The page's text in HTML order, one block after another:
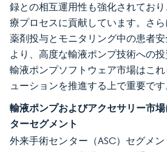
録との相互運用性も強化されてお
療プロセスに貢献しています。さ
薬剤投与とモニタリング中の患者
より、高度な輸液ポンプ技術への投
輸液ポンプソフトウェア市場はこ
ューションを推進する上で重要です
輸液ポンプおよびアクセサリー市
ターセグメント
外来手術センター（ASC）セグメ